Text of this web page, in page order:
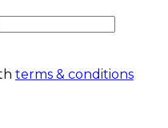
terms & conditions